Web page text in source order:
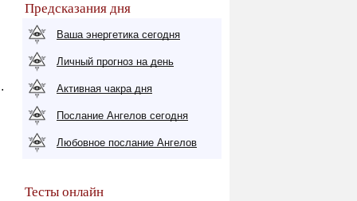
Предсказания дня
Ваша энергетика сегодня
Личный прогноз на день
Активная чакра дня
Послание Ангелов сегодня
Любовное послание Ангелов
Тесты онлайн